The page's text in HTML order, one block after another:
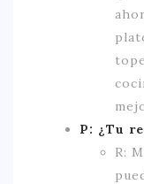
P: ¿Tu
R: